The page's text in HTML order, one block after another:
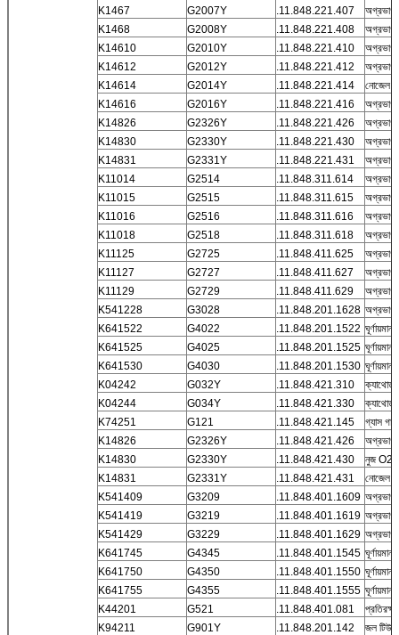
K1467 G2007Y .11.848.221.407
অগ্রভাগ
K1468
G2008Y .11.848.221.408
K14610
G2010Y .11.848.221.410
K14612
G2012Y .11.848.221.412
K14614
G2014Y .11.848.221.414
নোজেল
K14616
G2016Y .11.848.221.416
K14826
G2326Y .11.848.221.426
অগ্রভাগ
K14830
G2330Y .11.848.221.430
অগ্রভাগ
K14831
G2331Y .11.848.221.431
অগ্রভাগ
K11014
G2514 .11.848.311.614
অগ্রভাগ
K11015
G2515 .11.848.311.615
অগ্রভাগ
K11016
G2516 .11.848.311.616
অগ্রভাগ
K11018
G2518 .11.848.311.618
অগ্রভাগ
K11125
G2725 .11.848.411.625
অগ্রভাগ
K11127
G2727 .11.848.411.627
অগ্রভাগ
K11129
G2729 .11.848.411.629
অগ্রভাগ
K541228
G3028 .11.848.201.1628 অগ্রভাগ
K641522
G4022 .11.848.201.1522 ঘূর্ণায়মান
K641525
G4025 .11.848.201.1525 ঘূর্ণায়মান
K641530
G4030 .11.848.201.1530 ঘূর্ণায়মান
K04242
G032Y .11.848.421.310
ক্যাথোড
K04244
G034Y .11.848.421.330
ক্যাথোড
K74251
G121 .11.848.421.145
গ্যাস
K14826
G2326Y .11.848.421.426
K14830
G2330Y .11.848.421.430
নুজ O2
K14831
G2331Y .11.848.421.431
নোজেল
K541409
G3209 .11.848.401.1609 অগ্রভাগ
K541419
G3219 .11.848.401.1619 অগ্রভাগ
K541429
G3229 .11.848.401.1629 অগ্রভাগ
K641745
G4345 .11.848.401.1545 ঘূর্ণায়মান
K641750
G4350 .11.848.401.1550 ঘূর্ণায়মান
K641755
G4355 .11.848.401.1555 ঘূর্ণায়মান
K44201
G521 .11.848.401.081
K94211
G901Y .11.848.201.142
জল টিউব